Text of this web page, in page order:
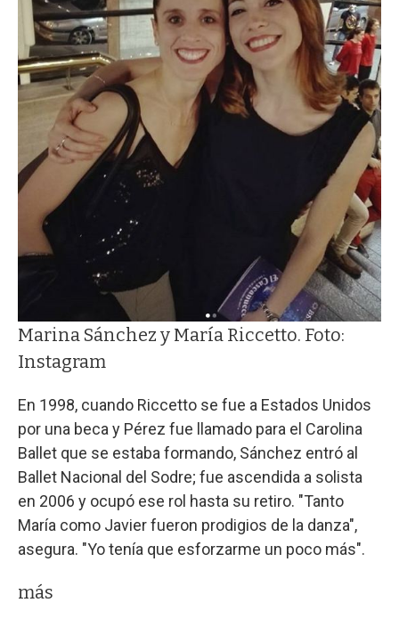
Marina Sánchez y María Riccetto. Foto:
Instagram
En 1998, cuando Riccetto se fue a Estados Unidos
por una beca y Pérez fue llamado para el Carolina
Ballet que se estaba formando, Sánchez entró al
Ballet Nacional del Sodre; fue ascendida a solista
en 2006 y ocupó ese rol hasta su retiro. "Tanto
María como Javier fueron prodigios de la danza",
asegura. "Yo tenía que esforzarme un poco más".
más